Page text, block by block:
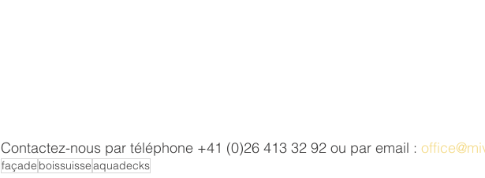
Contactez-nous par téléphone +41 (0)26 413 32 92 ou par email :
façade boissuisseaquadecks